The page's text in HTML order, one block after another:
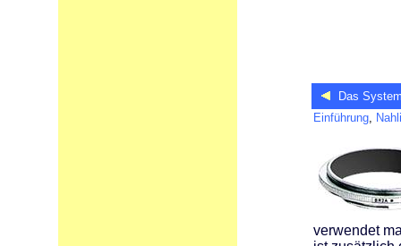
Das
Einführung,
verwendet